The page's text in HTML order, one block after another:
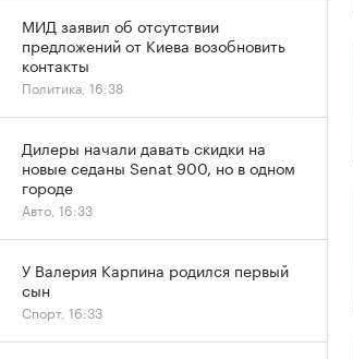
МИД заявил об отсутствии
предложений от Киева возобновить
контакты
Политика, 16:38
Дилеры начали давать скидки на
новые седаны Senat 900, но в одном
городе
Авто, 16:33
У Валерия Карпина родился первый
сын
Спорт, 16:33